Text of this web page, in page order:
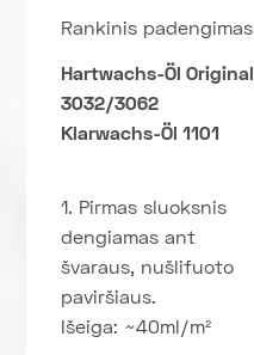
Rankinis padengimas
Hartwachs-Öl Original
3032/3062
Klarwachs-Öl 1101
1. Pirmas sluoksnis
dengiamas ant
švaraus, nušlifuoto
paviršiaus.
Išeiga: ~40ml/m²